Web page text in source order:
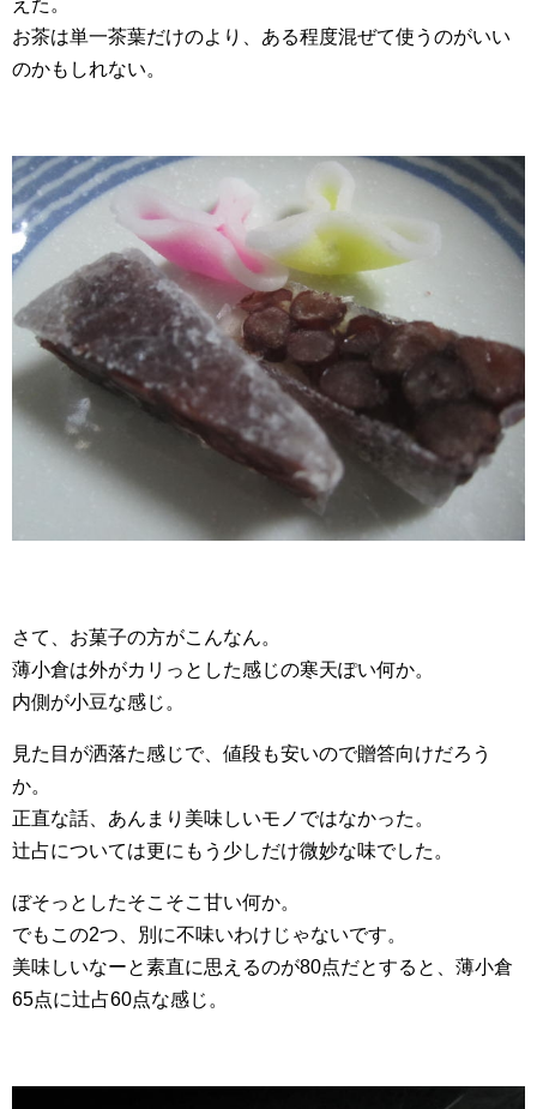
えた。
お茶は単一茶葉だけのより、ある程度混ぜて使うのがいい
のかもしれない。
さて、お菓子の方がこんなん。
薄小倉は外がカリっとした感じの寒天ぽい何か。
内側が小豆な感じ。
見た目が洒落た感じで、値段も安いので贈答向けだろう
か。
正直な話、あんまり美味しいモノではなかった。
辻占については更にもう少しだけ微妙な味でした。
ぼそっとしたそこそこ甘い何か。
でもこの2つ、別に不味いわけじゃないです。
美味しいなーと素直に思えるのが80点だとすると、薄小倉
65点に辻占60点な感じ。